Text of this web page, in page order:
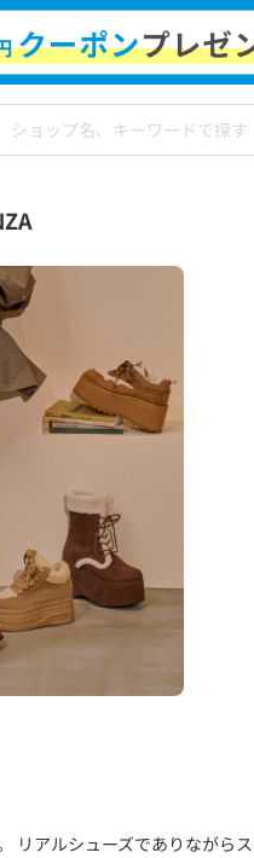
リアルシューズでありながら